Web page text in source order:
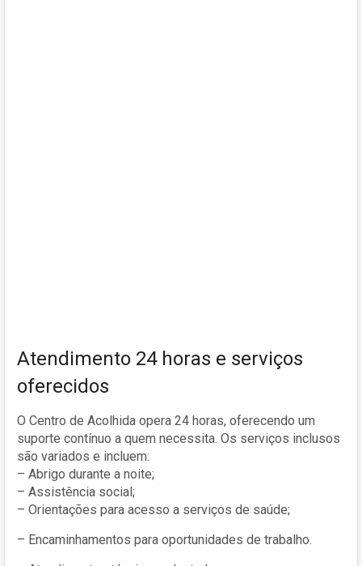
Atendimento 24 horas e serviços
oferecidos
O Centro de Acolhida opera 24 horas, oferecendo um
suporte contínuo a quem necessita. Os serviços inclusos
são variados e incluem:
– Abrigo durante a noite;
– Assistência social;
– Orientações para acesso a serviços de saúde;
– Encaminhamentos para oportunidades de trabalho.